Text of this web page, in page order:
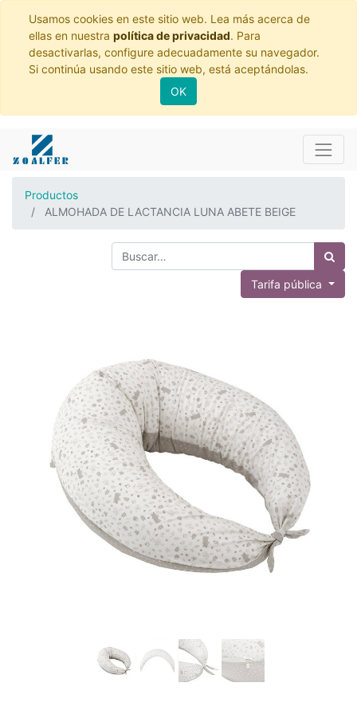
Usamos cookies en este sitio web. Lea más acerca de
ellas en nuestra política de privacidad. Para
desactivarlas, configure adecuadamente su navegador.
Si continúa usando este sitio web, está aceptándolas.
OK
Productos
ALMOHADA DE LACTANCIA LUNA ABETE BEIGE
Tarifa pública